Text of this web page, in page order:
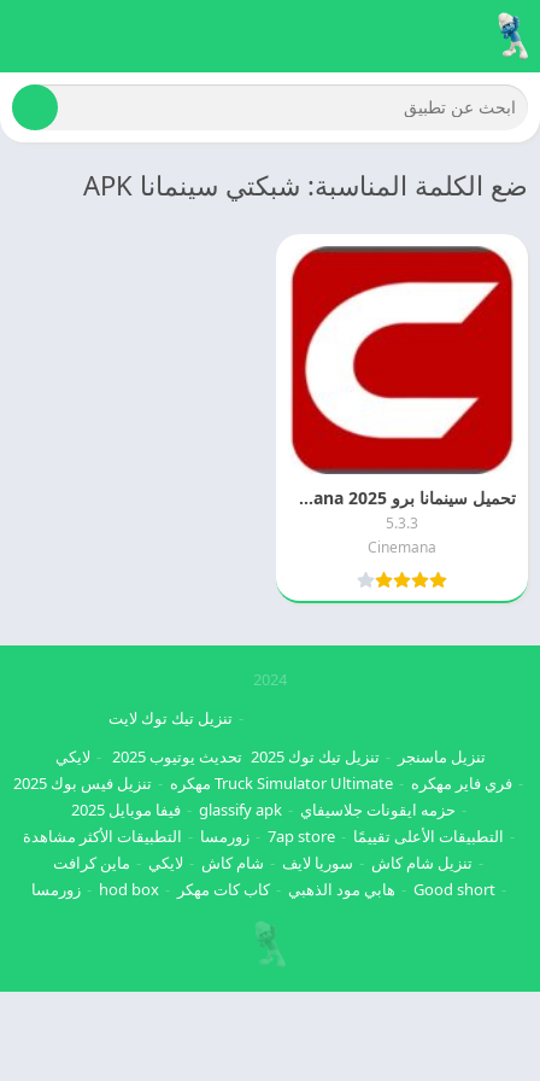
ضع الكلمة المناسبة: شبكتي سينمانا APK
تحميل سينمانا برو 2025 Cinemana الاصدار الاخير مجانا
5.3.3
Cinemana
2024
تنزيل ماسنجر تنزيل تيك توك 2025
تنزيل تيك توك لايت
تحديث يوتيوب 2025
لايكي
فري فاير مهكره
Truck Simulator Ultimate مهكره
تنزيل فيس بوك 2025
حزمه ايقونات جلاسيفاي
glassify apk
فيفا موبايل 2025
التطبيقات الأعلى تقييمًا
7ap store زورمسا
التطبيقات الأكثر مشاهدة
تنزيل شام كاش
سوريا لايف شام كاش لايكي
ماين كرافت
Good short
هابي مود الذهبي كاب كات مهكر hod box زورمسا